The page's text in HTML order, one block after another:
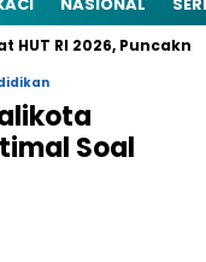
HUT RI 2026,
Soal